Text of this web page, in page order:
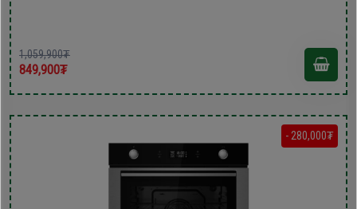
1,059,900₮
849,900₮
- 280,000₮